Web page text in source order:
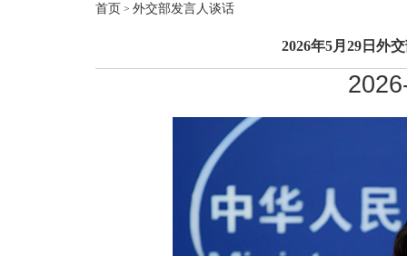
首页 > 外交部发言人谈话
2026年5月29日外